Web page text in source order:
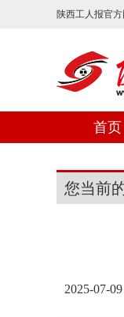
陕西工人报官
首页
您当前
2025-07-